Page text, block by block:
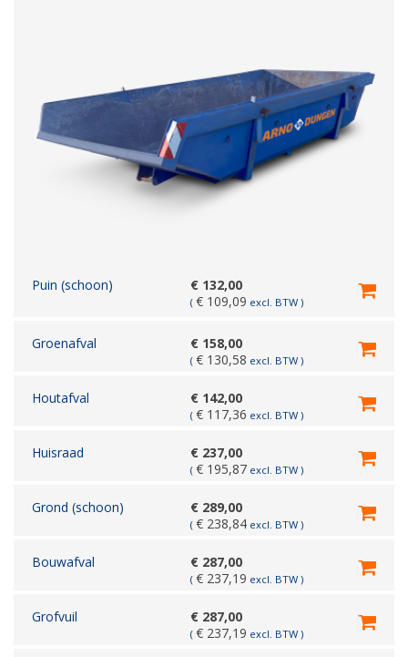
Puin (schoon) € 132,00
(€ 109,09 excl. BTW )
Groenafval € 158,00
(€ 130,58 excl. BTW )
Houtafval € 142,00
(€ 117,36 excl. BTW )
Huisraad € 237,00
(€ 195,87 excl. BTW )
Grond (schoon) € 289,00
(€ 238,84 excl. BTW )
Bouwafval € 287,00
(€ 237,19 excl. BTW )
Grofvuil € 287,00
(€ 237,19 excl. BTW )